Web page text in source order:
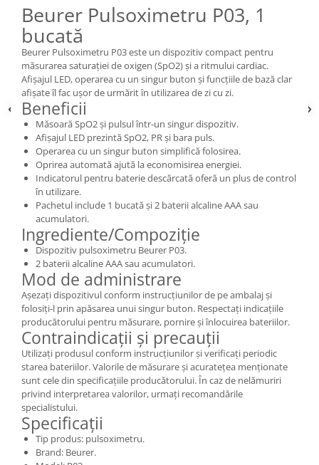
Beurer Pulsoximetru P03, 1
bucată
Beurer Pulsoximetru P03 este un dispozitiv compact pentru
măsurarea saturației de oxigen (SpO2) și a ritmului cardiac.
Afișajul LED, operarea cu un singur buton și funcțiile de bază clar
afișate îl fac ușor de urmărit în utilizarea de zi cu zi.
Beneficii
Măsoară SpO2 și pulsul într-un singur dispozitiv.
Afișajul LED prezintă SpO2, PR și bara puls.
Operarea cu un singur buton simplifică folosirea.
Oprirea automată ajută la economisirea energiei.
Indicatorul pentru baterie descărcată oferă un plus de control
în utilizare.
Pachetul include 1 bucată și 2 baterii alcaline AAA sau
acumulatori.
Ingrediente/Compoziție
Dispozitiv pulsoximetru Beurer P03.
2 baterii alcaline AAA sau acumulatori.
Mod de administrare
Așezați dispozitivul conform instrucțiunilor de pe ambalaj și
folosiți-l prin apăsarea unui singur buton. Respectați indicațiile
producătorului pentru măsurare, pornire și înlocuirea bateriilor.
Contraindicații și precauții
Utilizați produsul conform instrucțiunilor și verificați periodic
starea bateriilor. Valorile de măsurare și acuratețea menționate
sunt cele din specificațiile producătorului. În caz de nelămuriri
privind interpretarea valorilor, urmați recomandările
specialistului.
Specificații
Tip produs: pulsoximetru.
Brand: Beurer.